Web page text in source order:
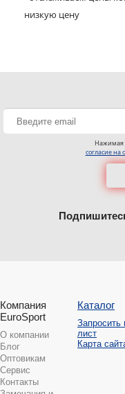
низкую цену
Нажимая
согласие на
Компания
EuroSport
О компании
Блог
Оптовикам
Сервис
Контакты
Каталог
Запросить
лист
Карта